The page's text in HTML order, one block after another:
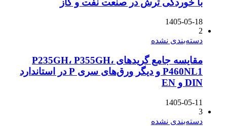
1405-05-18
2
دسته‌بندی نشده
مقایسه جامع گریدهای P235GH، P355GH،
P460NL1 و دیگر ورق‌های سری P در استاندارد
DIN و EN
1405-05-11
3
دسته‌بندی نشده